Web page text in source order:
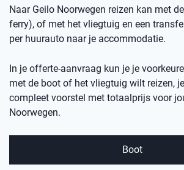
Naar Geilo Noorwegen reizen kan met
ferry), of met het vliegtuig en een
per huurauto naar je accommodatie.
In je offerte-aanvraag kun je je
met de boot of het vliegtuig wilt reizen,
compleet voorstel met totaalprijs voor
Noorwegen.
Boot